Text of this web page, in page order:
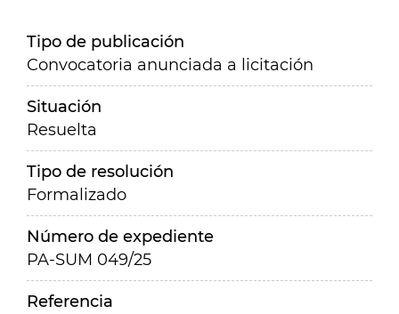
Tipo de publicación
Convocatoria anunciada a licitación
Situación
Resuelta
Tipo de resolución
Formalizado
Número de expediente
PA-SUM 049/25
Referencia